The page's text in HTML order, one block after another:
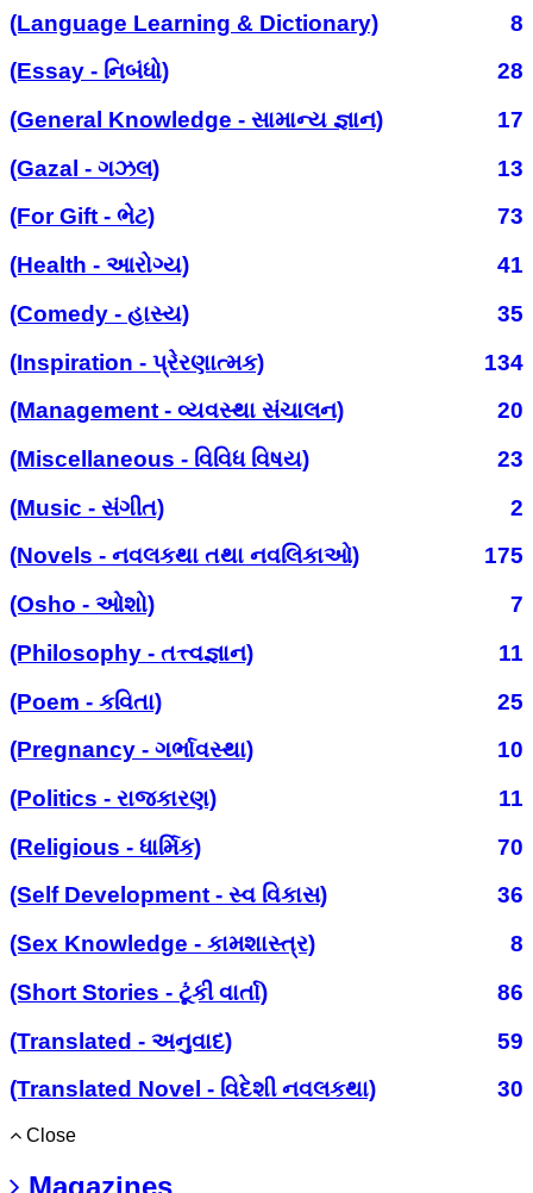
(Language Learning & Dictionary)
8
(Essay - નિબંધો)
28
(General Knowledge - સામાન્ય જ્ઞાન)
17
(Gazal - ગઝલ)
13
(For Gift - ભેટ)
73
(Health - આરોગ્ય)
41
(Comedy - હાસ્ય)
35
(Inspiration - પ્રેરણાત્મક)
134
(Management - વ્યવસ્થા સંચાલન)
20
(Miscellaneous - વિવિધ વિષય)
23
(Music - સંગીત)
2
(Novels - નવલકથા તથા નવલિકાઓ)
175
(Osho - ઓશો)
7
(Philosophy - તત્ત્વજ્ઞાન)
11
(Poem - કવિતા)
25
(Pregnancy - ગર્ભાવસ્થા)
10
(Politics - રાજકારણ)
11
(Religious - ધાર્મિક)
70
(Self Development - સ્વ વિકાસ)
36
(Sex Knowledge - કામશાસ્ત્ર)
8
(Short Stories - ટૂંકી વાર્તા)
86
(Translated - અનુવાદ)
59
(Translated Novel - વિદેશી નવલકથા)
30
Close
Magazines